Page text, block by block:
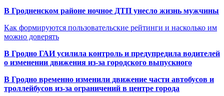
В Гродненском районе ночное ДТП унесло жизнь мужчины
Как формируются пользовательские рейтинги и насколько им
можно доверять
В Гродно ГАИ усилила контроль и предупредила водителей
о изменении движения из-за городского выпускного
В Гродно временно изменили движение части автобусов и
троллейбусов из-за ограничений в центре города